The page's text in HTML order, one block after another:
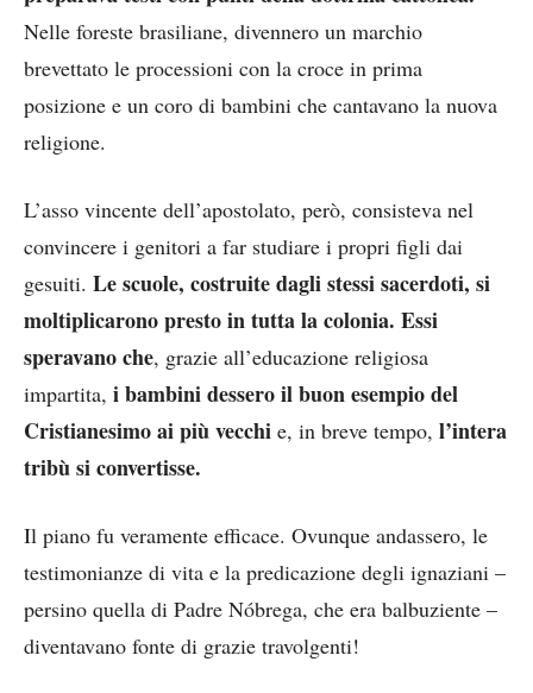
Nelle foreste brasiliane, divennero un marchio
brevettato le processioni con la croce in prima
posizione e un coro di bambini che cantavano la nuova
religione.
L’asso vincente dell’apostolato, però, consisteva nel
convincere i genitori a far studiare i propri figli dai
gesuiti. Le scuole, costruite dagli stessi sacerdoti, si
moltiplicarono presto in tutta la colonia. Essi
speravano che, grazie all’educazione religiosa
impartita, i bambini dessero il buon esempio del
Cristianesimo ai più vecchi e, in breve tempo, l’intera
tribù si convertisse.
Il piano fu veramente efficace. Ovunque andassero, le
testimonianze di vita e la predicazione degli ignaziani –
persino quella di Padre Nóbrega, che era balbuziente –
diventavano fonte di grazie travolgenti!